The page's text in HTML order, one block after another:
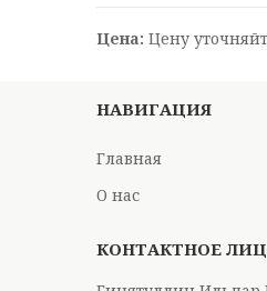
Цена: Цену
НАВИГАЦИЯ
Главная
О нас